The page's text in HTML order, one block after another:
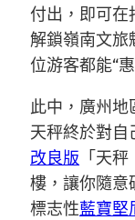
付出，即可在
解鎖嶺南文旅
位游客都能“
此中，廣州地
天秤終於對自
改良版 「天
樓，讓你隨意
標志性藍寶堅